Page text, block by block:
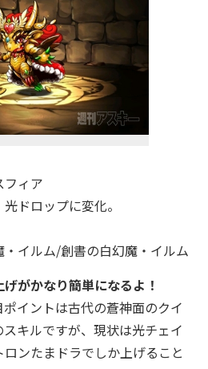
フィア
ドロップに変化。
イルム/創書の白幻魔・イルム
がかなり簡単になるよ！
イントは古代の蒼神面のクイ
キルですが、現状は光チェイ
ンたまドラでしか上げること